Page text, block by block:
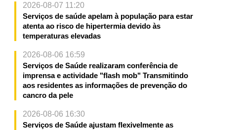
2026-08-07 11:20
Serviços de saúde apelam à população para estar
atenta ao risco de hipertermia devido às
temperaturas elevadas
2026-08-06 16:59
Serviços de Saúde realizaram conferência de
imprensa e actividade "flash mob" Transmitindo
aos residentes as informações de prevenção do
cancro da pele
2026-08-06 16:30
Serviços de Saúde ajustam flexivelmente as